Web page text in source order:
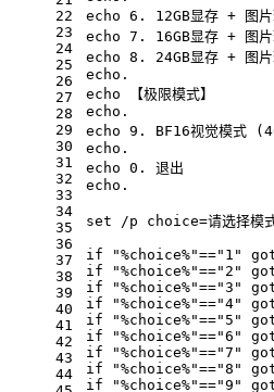
22
23
24
25
26
27
28
29
30
31
32
33
34
35
36
37
38
39
40
41
42
43
44
echo 6. 12GB显存 + 图片
echo 7. 16GB显存 + 图片
echo 8. 24GB显存 + 图片
echo .
echo 【极限模式】
echo .
echo 9. BF16视觉模式
echo .
echo 0. 退出
echo .
set /p choice=请选择模式
if "%choice%"=="1"
if
"%choice%"=="2"
if
"%choice%"=="3"
if
"%choice%"=="4"
if
"%choice%"=="5"
if
"%choice%"=="6"
if
"%choice%"=="7"
if
"%choice%"=="8"
if
"%choice%"=="9"